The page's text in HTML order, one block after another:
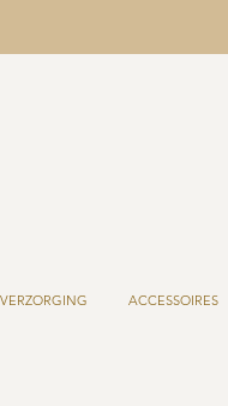
VERZORGING ACCESSOIRES